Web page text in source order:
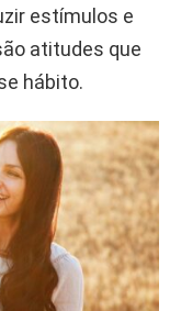
estímulos e
atitudes que
hábito.